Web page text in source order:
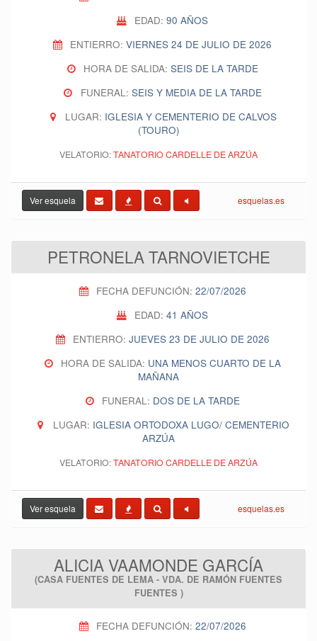
EDAD: 90 AÑOS
ENTIERRO:VIERNES 24 DE JULIO DE 2026
HORA DE SALIDA:SEIS DE LA TARDE
FUNERAL: SEIS Y MEDIA DE LA TARDE
LUGAR: IGLESIA Y CEMENTERIO DE CALVOS
(TOURO)
VELATORIO:TANATORIO CARDELLE DE ARZÚA
Ver esquela esquelas.es
PETRONELA TARNOVIETCHE
FECHA DEFUNCIÓN: 22/07/2026
EDAD: 41 AÑOS
ENTIERRO: JUEVES 23 DE JULIO DE 2026
HORA DE SALIDA: UNA MENOS CUARTO DE LA
MAÑANA
FUNERAL: DOS DE LA TARDE
LUGAR: IGLESIA ORTODOXA LUGO/ CEMENTERIO
ARZÚA
VELATORIO:TANATORIO CARDELLE DE ARZÚA
Ver esquela esquelas.es
ALICIA VAAMONDE GARCÍA
(CASA FUENTES DE LEMA - VDA. DE RAMÓN FUENTES
FUENTES )
FECHA DEFUNCIÓN: 22/07/2026